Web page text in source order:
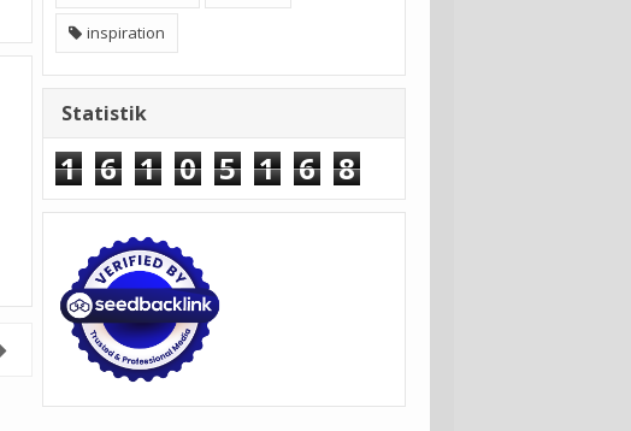
inspiration
Statistik
1 6 1 0 5 1 6 8